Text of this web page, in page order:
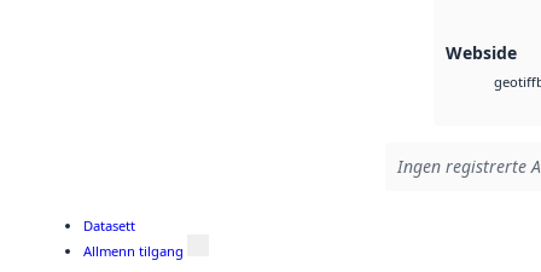
Webside
geotiff
Ingen registrerte
Datasett
Allmenn tilgang